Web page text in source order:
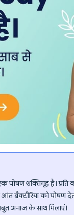
एक पोषण शक्तिगृह हैं।
बैक्टीरिया को पोषण
अनाज के साथ मिलाएं।